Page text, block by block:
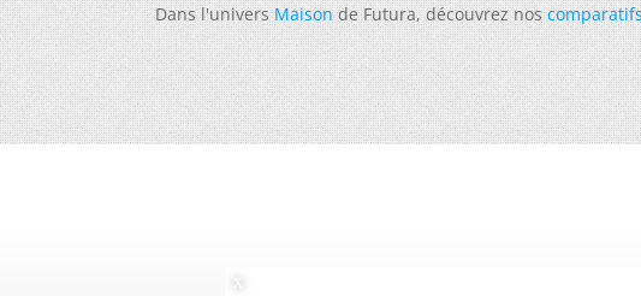
Dans l'universMaisonde Futura, découvrez nos